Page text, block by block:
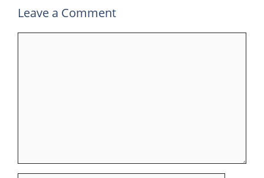
Leave a Comment